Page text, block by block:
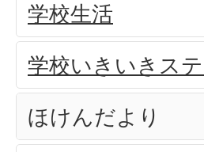
学校生活
学校いきいきス
ほけんだより